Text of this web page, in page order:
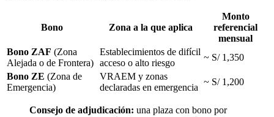
Bono Zona a la que aplica
Monto
referencial
mensual
Bono ZAF (Zona
Alejada o de Frontera)
Establecimientos de difícil
acceso o alto riesgo
~ S/ 1,350
Bono ZE (Zona de
Emergencia)
VRAEM y zonas
declaradas en emergencia
~ S/ 1,200
Consejo de adjudicación: una plaza con bono por